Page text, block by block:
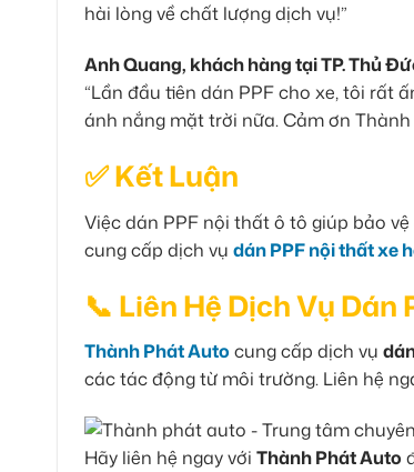
hài lòng về chất lượng dịch vụ!”
Anh Quang, khách hàng tại TP. Thủ
“Lần đầu tiên dán PPF cho xe, tôi rất
ánh nắng mặt trời nữa. Cảm ơn Thành
✅ Kết Luận
Việc dán PPF nội thất ô tô giúp bảo
cung cấp dịch vụ dán PPF nội thất xe
📞 Liên Hệ Dịch Vụ Dán
Thành Phát Autocung cấp dịch vụ
các tác động từ môi trường. Liên hệ
Hãy liên hệ ngay với Thành Phát Auto